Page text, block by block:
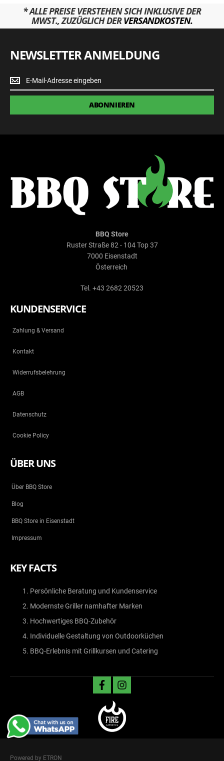
* ALLE PREISE VERSTEHEN SICH INKLUSIVE DER
MWST., ZUZÜGLICH DERVERSANDKOSTEN.
NEWSLETTER ANMELDUNG
Newsletter
Anmeldung
ABONNIEREN
BBQ Store
Ruster Straße 82 - 104 Top 37
7000 Eisenstadt
Österreich
Tel. +43 2682 20523
KUNDENSERVICE
Zahlung & Versand
Kontakt
Widerrufsbelehrung
AGB
Datenschutz
Cookie Policy
ÜBER UNS
Über BBQ Store
Blog
BBQ Store in Eisenstadt
Impressum
KEY FACTS
Persönliche Beratung und Kundenservice
Modernste Griller namhafter Marken
Hochwertiges BBQ-Zubehör
Individuelle Gestaltung von Outdoorküchen
BBQ-Erlebnis mit Grillkursen und Catering
facebookinstagram
Powered by ETRON